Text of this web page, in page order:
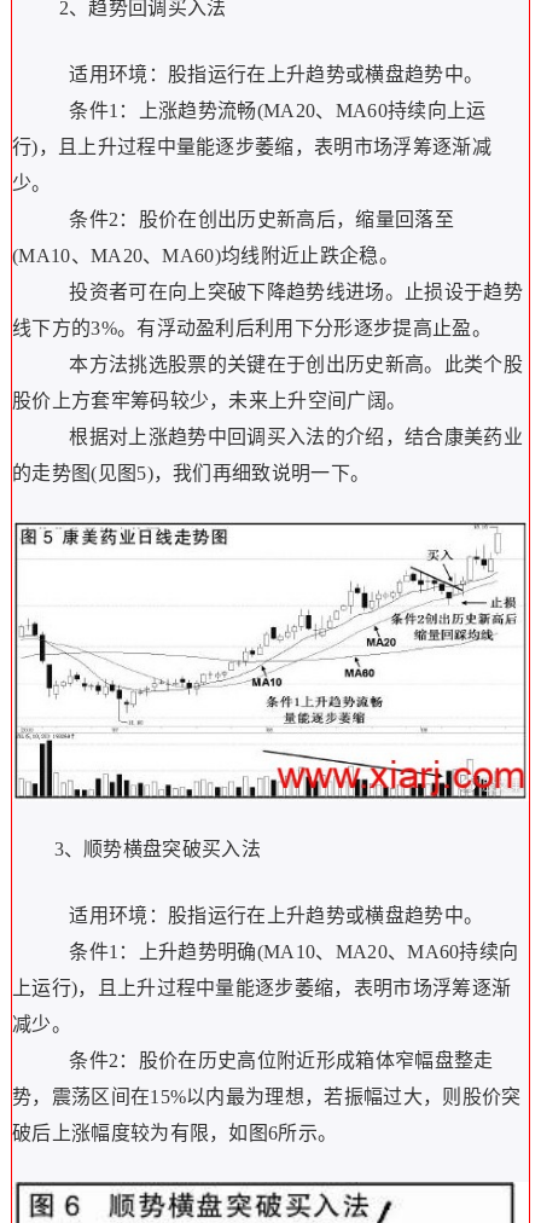
2、趋势回调买入法
适用环境：股指运行在上升趋势或横盘趋势中。
条件1：上涨趋势流畅(MA20、MA60持续向上运
行)，且上升过程中量能逐步萎缩，表明市场浮筹逐渐减
少。
条件2：股价在创出历史新高后，缩量回落至
(MA10、MA20、MA60)均线附近止跌企稳。
投资者可在向上突破下降趋势线进场。止损设于趋势
线下方的3%。有浮动盈利后利用下分形逐步提高止盈。
本方法挑选股票的关键在于创出历史新高。此类个股
股价上方套牢筹码较少，未来上升空间广阔。
根据对上涨趋势中回调买入法的介绍，结合康美药业
的走势图(见图5)，我们再细致说明一下。
3、顺势横盘突破买入法
适用环境：股指运行在上升趋势或横盘趋势中。
条件1：上升趋势明确(MA10、MA20、MA60持续向
上运行)，且上升过程中量能逐步萎缩，表明市场浮筹逐渐
减少。
条件2：股价在历史高位附近形成箱体窄幅盘整走
势，震荡区间在15%以内最为理想，若振幅过大，则股价突
破后上涨幅度较为有限，如图6所示。